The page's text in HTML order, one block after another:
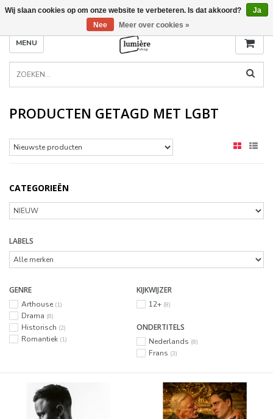
MENU
PRODUCTEN GETAGD MET LGBT
CATEGORIEËN
LABELS
GENRE
Arthouse (1)
Drama (8)
Historisch (2)
Romantiek (1)
KIJKWIJZER
12+ (8)
ONDERTITELS
Nederlands (8)
Frans (3)
Wij slaan cookies op om onze website te verbeteren. Is dat akkoord?
Ja
Nee
Meer over cookies »